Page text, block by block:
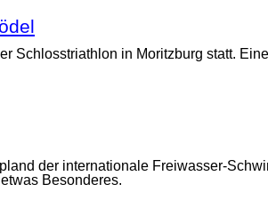
Schlosstriathlon in Moritzburg statt.
der internationale Freiwasser-
Besonderes.